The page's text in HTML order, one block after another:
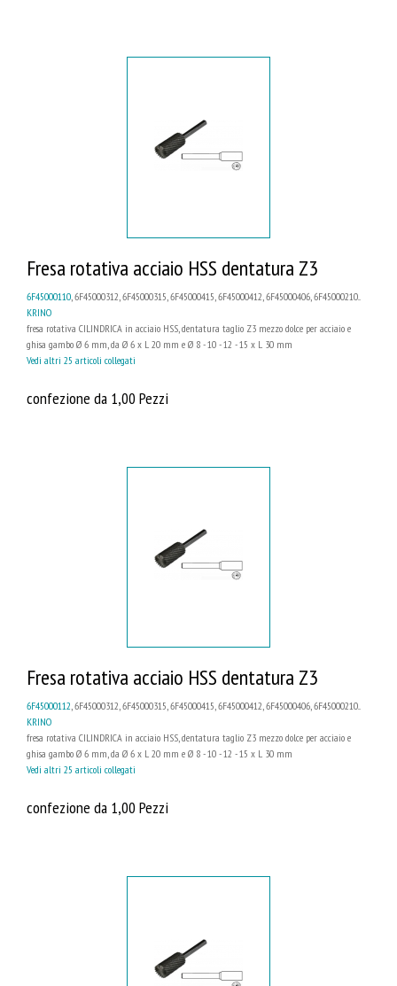
Fresa rotativa acciaio HSS dentatura Z3
6F45000110 , 6F45000312, 6F45000315, 6F45000415, 6F45000412, 6F45000406, 6F45000210...
KRINO
fresa rotativa CILINDRICA in acciaio HSS, dentatura taglio Z3 mezzo dolce per acciaio e
ghisa gambo Ø 6 mm, da Ø 6 x L 20 mm e Ø 8 - 10 - 12 - 15 x L 30 mm
Vedi altri 25 articoli collegati
confezione da 1,00 Pezzi
Fresa rotativa acciaio HSS dentatura Z3
6F45000112, 6F45000312, 6F45000315, 6F45000415, 6F45000412, 6F45000406, 6F45000210...
KRINO
fresa rotativa CILINDRICA in acciaio HSS, dentatura taglio Z3 mezzo dolce per acciaio e
ghisa gambo Ø 6 mm, da Ø 6 x L 20 mm e Ø 8 - 10 - 12 - 15 x L 30 mm
Vedi altri 25 articoli collegati
confezione da 1,00 Pezzi